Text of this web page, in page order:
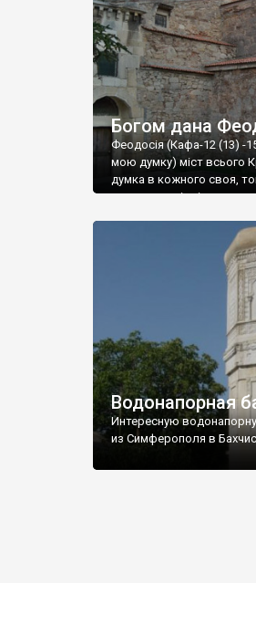
Богом дана
Феодосія (Кафа-12 (13) -
мою думку) міст всього
думка в кожного своя,
запрошую відвідати це
Водонапорная
Интересную
из Симферополя в